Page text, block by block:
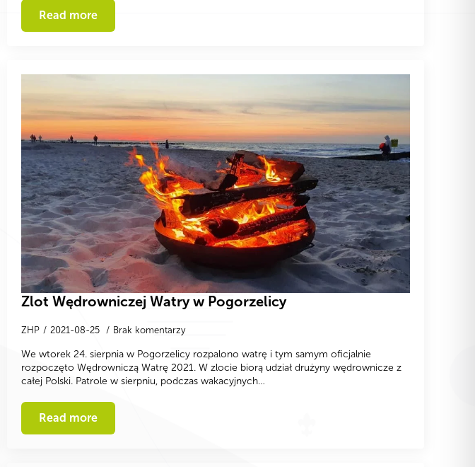
Read more
Zlot Wędrowniczej Watry w Pogorzelicy
ZHP 2021-08-25 Brak komentarzy
We wtorek 24. sierpnia w Pogorzelicy rozpalono watrę i tym samym oficjalnie
rozpoczęto Wędrowniczą Watrę 2021. W zlocie biorą udział drużyny wędrownicze z
całej Polski. Patrole w sierpniu, podczas wakacyjnych…
Read more